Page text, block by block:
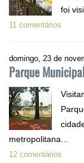
foi
11 comentários
domingo, 23 de
Parque
metropolitana...
12 comentários